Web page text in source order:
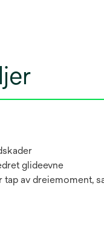
glideevne
av dreiemoment,